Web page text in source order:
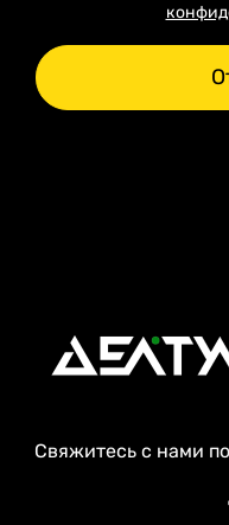
Свяжитесь с нами